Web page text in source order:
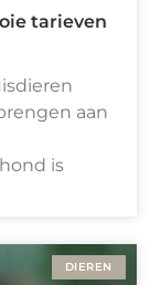
tarieven
aan
is
DIEREN